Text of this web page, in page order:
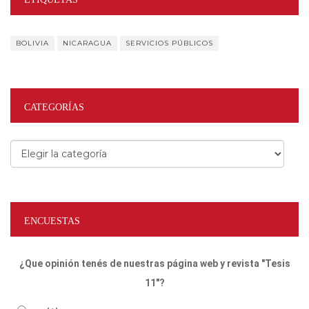
BOLIVIA NICARAGUA SERVICIOS PÚBLICOS
CATEGORÍAS
Categorías
ENCUESTAS
¿Que opinión tenés de nuestras página web y revista "Tesis
11"?